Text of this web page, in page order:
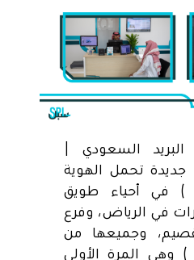
السعودي |
تحمل الهوية
) في أحياء طويق
في الرياض، وفرع
وجميعها من
المرة الأولى